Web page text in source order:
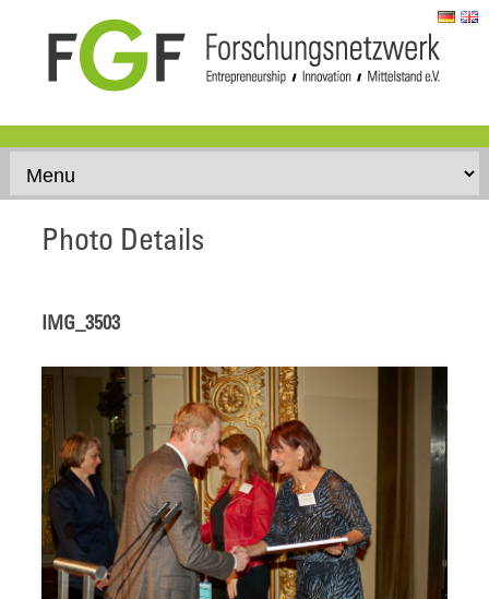
Skip to content
Photo Details
IMG_3503